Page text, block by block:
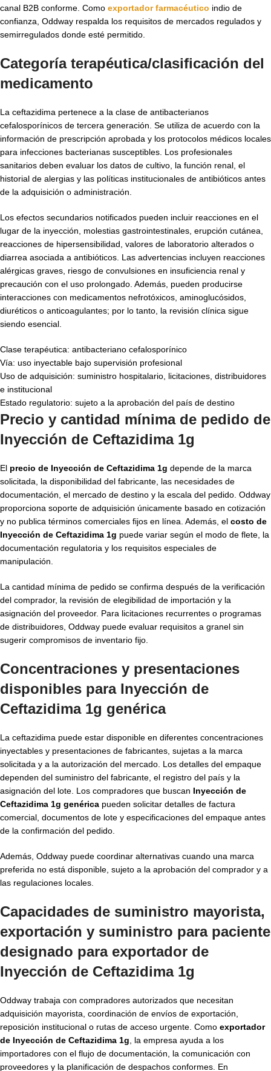
canal B2B conforme. Como exportador farmacéutico indio de
confianza, Oddway respalda los requisitos de mercados regulados y
semirregulados donde esté permitido.
Categoría terapéutica/clasificación del
medicamento
La ceftazidima pertenece a la clase de antibacterianos
cefalosporínicos de tercera generación. Se utiliza de acuerdo con la
información de prescripción aprobada y los protocolos médicos locales
para infecciones bacterianas susceptibles. Los profesionales
sanitarios deben evaluar los datos de cultivo, la función renal, el
historial de alergias y las políticas institucionales de antibióticos antes
de la adquisición o administración.
Los efectos secundarios notificados pueden incluir reacciones en el
lugar de la inyección, molestias gastrointestinales, erupción cutánea,
reacciones de hipersensibilidad, valores de laboratorio alterados o
diarrea asociada a antibióticos. Las advertencias incluyen reacciones
alérgicas graves, riesgo de convulsiones en insuficiencia renal y
precaución con el uso prolongado. Además, pueden producirse
interacciones con medicamentos nefrotóxicos, aminoglucósidos,
diuréticos o anticoagulantes; por lo tanto, la revisión clínica sigue
siendo esencial.
Clase terapéutica: antibacteriano cefalosporínico
Vía: uso inyectable bajo supervisión profesional
Uso de adquisición: suministro hospitalario, licitaciones, distribuidores
e institucional
Estado regulatorio: sujeto a la aprobación del país de destino
Precio y cantidad mínima de pedido de
Inyección de Ceftazidima 1g
El precio de Inyección de Ceftazidima 1g depende de la marca
solicitada, la disponibilidad del fabricante, las necesidades de
documentación, el mercado de destino y la escala del pedido. Oddway
proporciona soporte de adquisición únicamente basado en cotización
y no publica términos comerciales fijos en línea. Además, el costo de
Inyección de Ceftazidima 1g puede variar según el modo de flete, la
documentación regulatoria y los requisitos especiales de
manipulación.
La cantidad mínima de pedido se confirma después de la verificación
del comprador, la revisión de elegibilidad de importación y la
asignación del proveedor. Para licitaciones recurrentes o programas
de distribuidores, Oddway puede evaluar requisitos a granel sin
sugerir compromisos de inventario fijo.
Concentraciones y presentaciones
disponibles para Inyección de
Ceftazidima 1g genérica
La ceftazidima puede estar disponible en diferentes concentraciones
inyectables y presentaciones de fabricantes, sujetas a la marca
solicitada y a la autorización del mercado. Los detalles del empaque
dependen del suministro del fabricante, el registro del país y la
asignación del lote. Los compradores que buscan Inyección de
Ceftazidima 1g genérica pueden solicitar detalles de factura
comercial, documentos de lote y especificaciones del empaque antes
de la confirmación del pedido.
Además, Oddway puede coordinar alternativas cuando una marca
preferida no está disponible, sujeto a la aprobación del comprador y a
las regulaciones locales.
Capacidades de suministro mayorista,
exportación y suministro para paciente
designado para exportador de
Inyección de Ceftazidima 1g
Oddway trabaja con compradores autorizados que necesitan
adquisición mayorista, coordinación de envíos de exportación,
reposición institucional o rutas de acceso urgente. Como exportador
de Inyección de Ceftazidima 1g, la empresa ayuda a los
importadores con el flujo de documentación, la comunicación con
proveedores y la planificación de despachos conformes. En